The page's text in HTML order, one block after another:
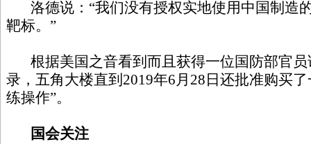
洛德说：“我们没有授权实地使用中国制造
靶标。”
根据美国之音看到而且获得一位国防部官员
录，五角大楼直到2019年6月28日还批准购买
练操作”。
国会关注